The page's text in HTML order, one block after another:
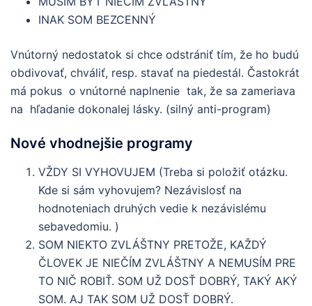
INAK SOM BEZCENNÝ
Vnútorný nedostatok si chce odstrániť tím, že ho budú
obdivovať, chváliť, resp. stavať na piedestál. Častokrát
má pokus o vnútorné naplnenie tak, že sa zameriava
na hľadanie dokonalej lásky. (silný anti-program)
Nové vhodnejšie programy
VŽDY SI VYHOVUJEM (Treba si položiť otázku.
Kde si sám vyhovujem? Nezávislosť na
hodnoteniach druhých vedie k nezávislému
sebavedomiu. )
SOM NIEKTO ZVLÁŠTNY PRETOŽE, KAŽDÝ
ČLOVEK JE NIEČÍM ZVLÁŠTNY A NEMUSÍM PRE
TO NIČ ROBIŤ. SOM UŽ DOSŤ DOBRÝ, TAKÝ AKÝ
SOM. AJ TAK SOM UŽ DOSŤ DOBRÝ.